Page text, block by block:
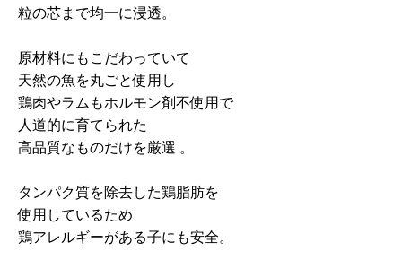
粒の芯まで均一に浸透。
原材料にもこだわっていて
天然の魚を丸ごと使用し
鶏肉やラムもホルモン剤不使用で
人道的に育てられた
高品質なものだけを厳選 。
タンパク質を除去した鶏脂肪を
使用しているため
鶏アレルギーがある子にも安全。